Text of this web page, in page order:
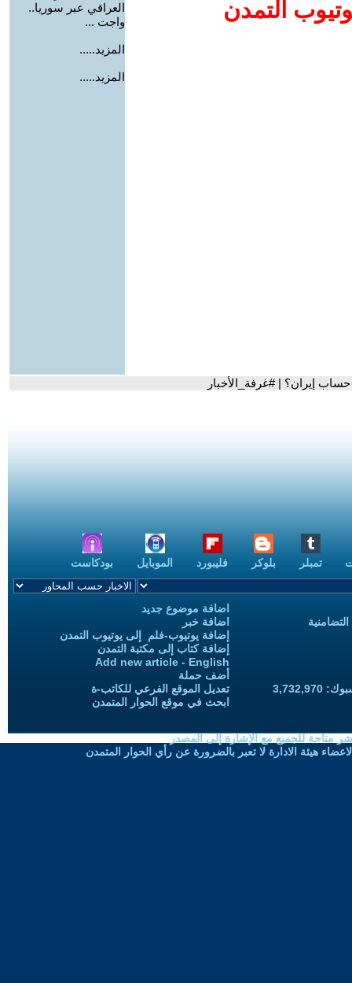
التمدن
العراقي عبر سوريا..
واجت ...
المزيد.....
المزيد.....
إيران؟ | #غرفة_الأخبار
تمبلر بلوكر فليبورد الموبايل بودكاست
اضافة موضوع جديد
اضافة خبر
إضافة يوتيوب-فلم إلى يوتيوب التمدن
إضافة كتاب إلى مكتبة التمدن
Add new article - English
أضف حملة
تعديل الموقع الفرعي للكاتب-ة
ابحث في موقع الحوار المتمدن
متاحة للجميع مع الإشارة إلى المصدر
هيئة الادارة لا تعبر بالضرورة عن رأي الحوار المتمدن